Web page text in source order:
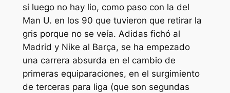
si luego no hay lio, como paso con la del
Man U. en los 90 que tuvieron que retirar la
gris porque no se veía. Adidas fichó al
Madrid y Nike al Barça, se ha empezado
una carrera absurda en el cambio de
primeras equiparaciones, en el surgimiento
de terceras para liga (que son segundas